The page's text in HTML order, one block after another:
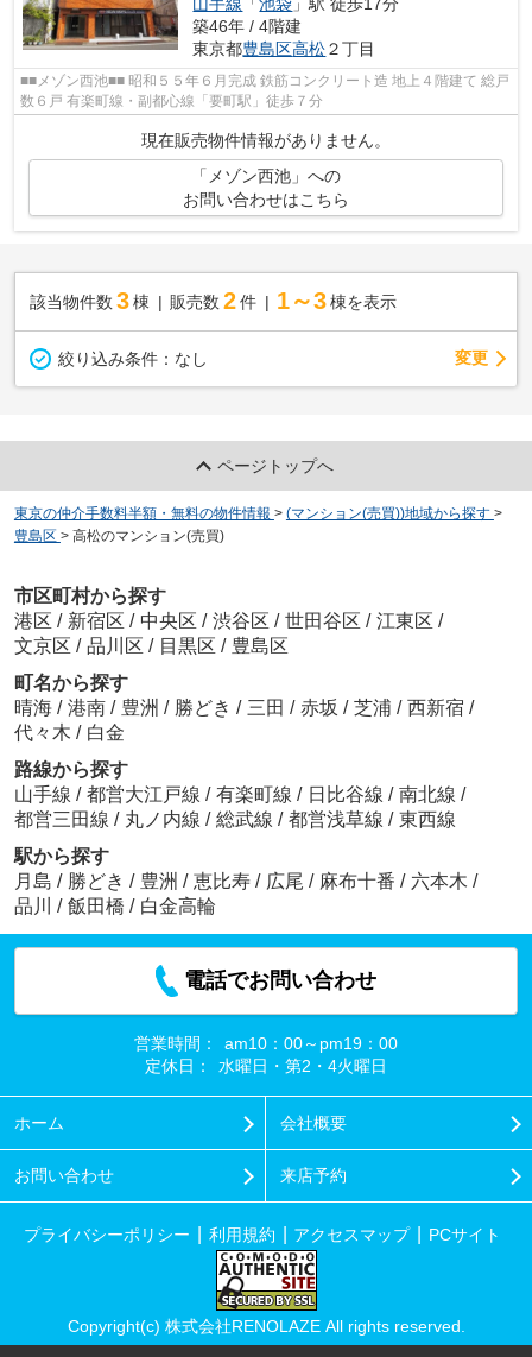
築46年 / 4階建
東京都豊島区高松２丁目
■■メゾン西池■■ 昭和５５年６月完成 鉄筋コンクリート造 地上４階建て 総戸
数６戸 有楽町線・副都心線「要町駅」徒歩７分
現在販売物件情報がありません。
「メゾン西池」への
お問い合わせはこちら
該当物件数 3棟 販売数 2 件 1～3 棟を表示
絞り込み条件： なし 変更
ページトップへ
東京の仲介手数料半額・無料の物件情報 > (マンション(売買))地域から探す >
豊島区 > 高松のマンション(売買)
市区町村から探す
港区 / 新宿区 / 中央区 / 渋谷区 / 世田谷区 / 江東区 /
文京区 / 品川区 / 目黒区 / 豊島区
町名から探す
晴海 / 港南 / 豊洲 / 勝どき / 三田 / 赤坂 / 芝浦 / 西新宿 /
代々木 / 白金
路線から探す
山手線 / 都営大江戸線 / 有楽町線 / 日比谷線 / 南北線 /
都営三田線 / 丸ノ内線 / 総武線 / 都営浅草線 / 東西線
駅から探す
月島 / 勝どき / 豊洲 / 恵比寿 / 広尾 / 麻布十番 / 六本木 /
品川
/ 飯田橋 / 白金高輪
電話でお問い合わせ
営業時間：
am10：00～pm19：00
定休日：
水曜日・第2・4火曜日
ホーム 会社概要
お問い合わせ 来店予約
プライバシーポリシー 利用規約 アクセスマップ PCサイト
Copyright(c) 株式会社RENOLAZE All rights reserved.